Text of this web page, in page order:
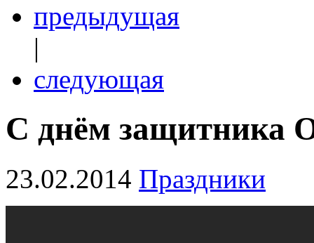
предыдущая
|
следующая
С днём защитника
23.02.2014 Праздники